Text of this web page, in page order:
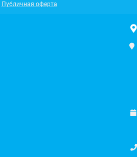
Публичная оферта